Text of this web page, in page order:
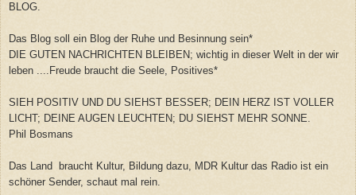
BLOG.
Das Blog soll ein Blog der Ruhe und Besinnung sein*
DIE GUTEN NACHRICHTEN BLEIBEN; wichtig in dieser Welt in der wir
leben ....Freude braucht die Seele, Positives*
SIEH POSITIV UND DU SIEHST BESSER; DEIN HERZ IST VOLLER
LICHT; DEINE AUGEN LEUCHTEN; DU SIEHST MEHR SONNE.
Phil Bosmans
Das Land braucht Kultur, Bildung dazu, MDR Kultur das Radio ist ein
schöner Sender, schaut mal rein.